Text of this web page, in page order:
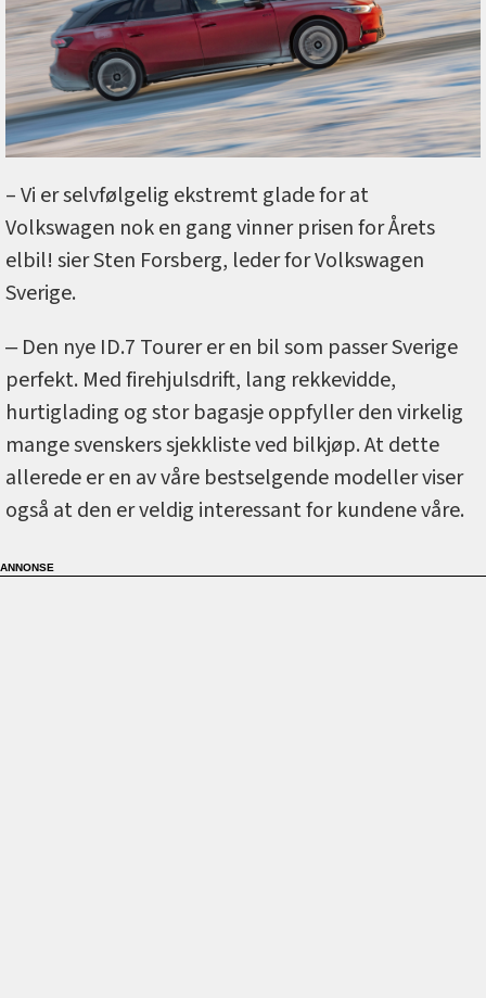
– Vi er selvfølgelig ekstremt glade for at
Volkswagen nok en gang vinner prisen for Årets
elbil! sier Sten Forsberg, leder for Volkswagen
Sverige.
‒ Den nye ID.7 Tourer er en bil som passer Sverige
perfekt. Med firehjulsdrift, lang rekkevidde,
hurtiglading og stor bagasje oppfyller den virkelig
mange svenskers sjekkliste ved bilkjøp. At dette
allerede er en av våre bestselgende modeller viser
også at den er veldig interessant for kundene våre.